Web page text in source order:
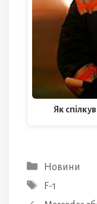
Як
Категорії
Новини
Позначки
F-1